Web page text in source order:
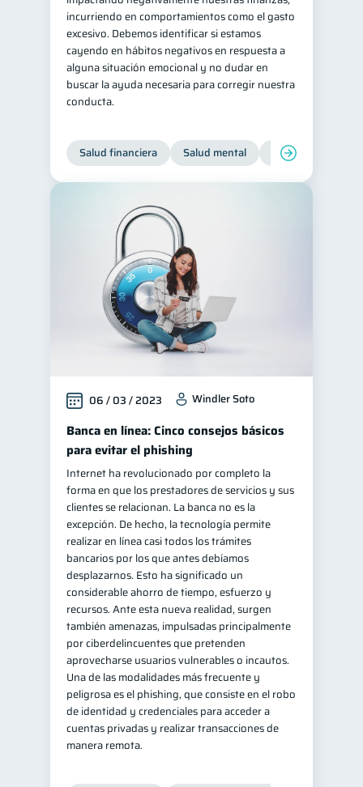
incurriendo en comportamientos como el gasto
excesivo. Debemos identificar si estamos
cayendo en hábitos negativos en respuesta a
alguna situación emocional y no dudar en
buscar la ayuda necesaria para corregir nuestra
conducta.
Salud financiera Salud mental Inclusión
06 / 03 / 2023 Windler Soto
Banca en línea: Cinco consejos básicos
para evitar el phishing
Internet ha revolucionado por completo la
forma en que los prestadores de servicios y sus
clientes se relacionan. La banca no es la
excepción. De hecho, la tecnología permite
realizar en línea casi todos los trámites
bancarios por los que antes debíamos
desplazarnos. Esto ha significado un
considerable ahorro de tiempo, esfuerzo y
recursos. Ante esta nueva realidad, surgen
también amenazas, impulsadas principalmente
por ciberdelincuentes que pretenden
aprovecharse usuarios vulnerables o incautos.
Una de las modalidades más frecuente y
peligrosa es el phishing, que consiste en el robo
de identidad y credenciales para acceder a
cuentas privadas y realizar transacciones de
manera remota.